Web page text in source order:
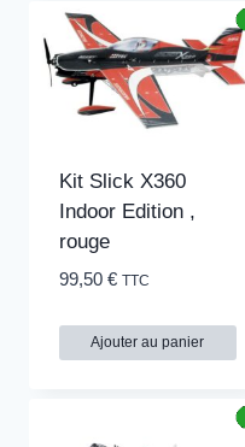
Kit Slick X360
Indoor Edition ,
rouge
99,50 € TTC
Ajouter au panier